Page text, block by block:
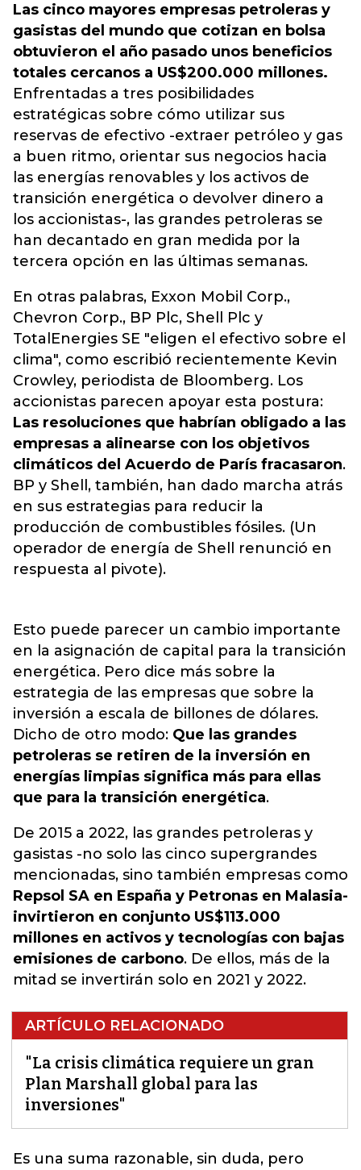
Las cinco mayores empresas petroleras y
gasistas del mundo que cotizan en bolsa
obtuvieron el año pasado unos beneficios
totales cercanos a US$200.000 millones.
Enfrentadas a tres posibilidades
estratégicas sobre cómo utilizar sus
reservas de efectivo -extraer petróleo y gas
a buen ritmo, orientar sus negocios hacia
las energías renovables y los activos de
transición energética o devolver dinero a
los accionistas-, las grandes petroleras se
han decantado en gran medida por la
tercera opción en las últimas semanas.
En otras palabras, Exxon Mobil Corp.,
Chevron Corp., BP Plc, Shell Plc y
TotalEnergies SE "eligen el efectivo sobre el
clima", como escribió recientemente Kevin
Crowley, periodista de Bloomberg. Los
accionistas parecen apoyar esta postura:
Las resoluciones que habrían obligado a las
empresas a alinearse con los objetivos
climáticos del Acuerdo de París fracasaron.
BP y Shell, también, han dado marcha atrás
en sus estrategias para reducir la
producción de combustibles fósiles. (Un
operador de energía de Shell renunció en
respuesta al pivote).
Esto puede parecer un cambio importante
en la asignación de capital para la transición
energética. Pero dice más sobre la
estrategia de las empresas que sobre la
inversión a escala de billones de dólares.
Dicho de otro modo: Que las grandes
petroleras se retiren de la inversión en
energías limpias significa más para ellas
que para la transición energética.
De 2015 a 2022, las grandes petroleras y
gasistas -no solo las cinco supergrandes
mencionadas, sino también empresas como
Repsol SA en España y Petronas en Malasia-
invirtieron en conjunto US$113.000
millones en activos y tecnologías con bajas
emisiones de carbono. De ellos, más de la
mitad se invertirán solo en 2021 y 2022.
ARTÍCULO RELACIONADO
"La crisis climática requiere un gran
Plan Marshall global para las
inversiones"
Es una suma razonable, sin duda, pero